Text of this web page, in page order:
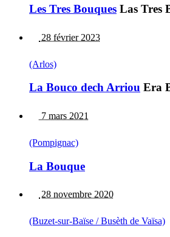
Les Tres Bouques Las Tres
28 février 2023
(Arlos)
La Bouco dech Arriou Era
7 mars 2021
(Pompignac)
La Bouque
28 novembre 2020
(Buzet-sur-Baïse / Busèth de Vaïsa)